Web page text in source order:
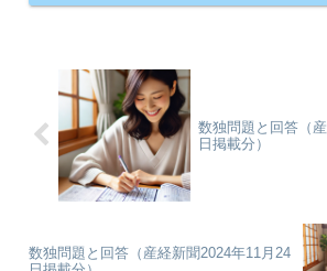
数独問題と回答（
日掲載分）
数独問題と回答（産経新聞2024年11月24